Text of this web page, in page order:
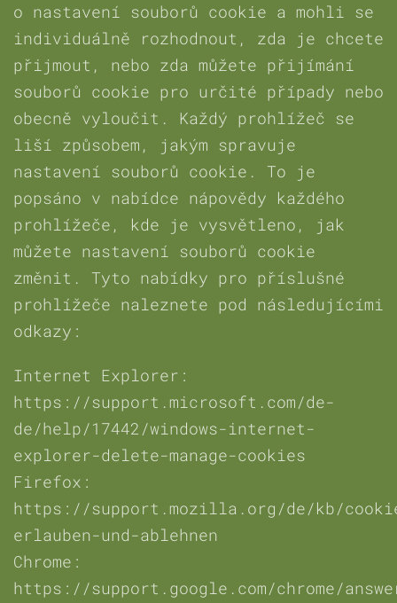
o nastavení souborů cookie a mohli se
individuálně rozhodnout, zda je chcete
přijmout, nebo zda můžete přijímání
souborů cookie pro určité případy nebo
obecně vyloučit. Každý prohlížeč se
liší způsobem, jakým spravuje
nastavení souborů cookie. To je
popsáno v nabídce nápovědy každého
prohlížeče, kde je vysvětleno, jak
můžete nastavení souborů cookie
změnit. Tyto nabídky pro příslušné
prohlížeče naleznete pod následujícími
odkazy:
Internet Explorer:
https://support.microsoft.com/de-
de/help/17442/windows-internet-
explorer-delete-manage-cookies
Firefox:
https://support.mozilla.org/de/kb/
erlauben-und-ablehnen
Chrome:
https://support.google.com/chrome/